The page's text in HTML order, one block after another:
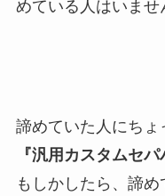
めている人はいませ
諦めていた人にちょ
『汎用カスタムセパ
もしかしたら、諦